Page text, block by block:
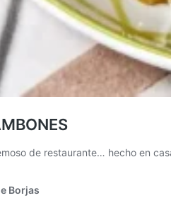
de restaurante… hecho en
Borjas